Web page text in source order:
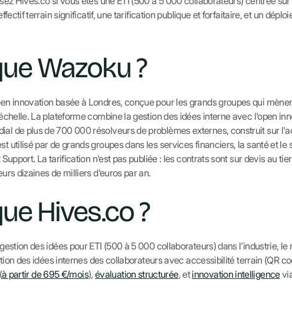
terrain significatif, une tarification publique et forfaitaire, et un
Wazoku ?
innovation basée à Londres, conçue pour les grands groupes qui
La plateforme combine la gestion des idées interne avec l'open
de plus de 700 000 résolveurs de problèmes externes, construit sur
utilisé par de grands groupes dans les services financiers, la santé et le
La tarification n'est pas publiée : les contrats sont sur devis au
dizaines de milliers d'euros par an.
Hives.co ?
des idées pour ETI (500 à 5 000 collaborateurs) dans l'industrie, le
des idées internes des collaborateurs avec accessibilité terrain (QR
à partir de 695 €/mois), évaluation structurée, etinnovation intelligence